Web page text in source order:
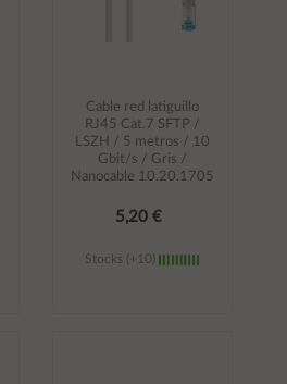
Cable red latiguillo
RJ45 Cat.7 SFTP /
LSZH / 5 metros / 10
Gbit/s / Gris /
Nanocable 10.20.1705
5,20 €
Stocks (+10)